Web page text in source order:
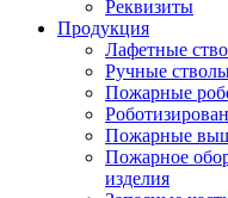
Реквизиты
Продукция
Лафетные
Ручные
Пожарные
Пожарные
Пожарное
изделия